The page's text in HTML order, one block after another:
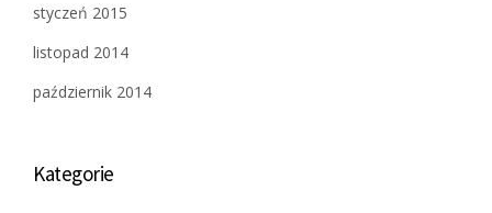
styczeń 2015
listopad 2014
październik 2014
Kategorie